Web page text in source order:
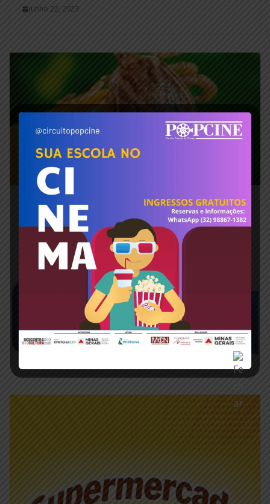
junho 22, 2023
Minas Gerais registrou nove casos de
febre maculosa em 2023
junho 16, 2023